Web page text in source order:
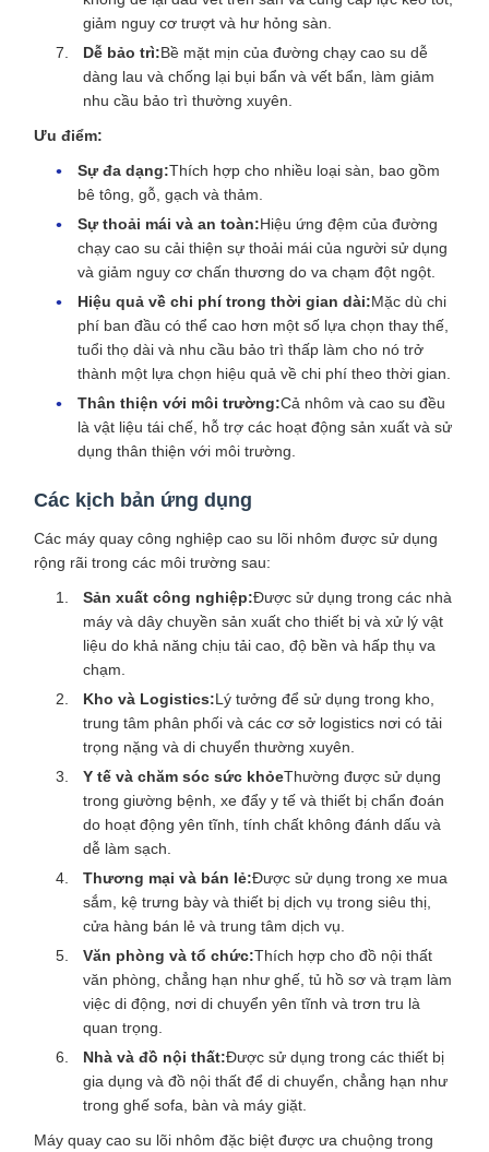
giảm nguy cơ trượt và hư hỏng sàn.
Dễ bảo trì:Bề mặt mịn của đường chạy cao su dễ
dàng lau và chống lại bụi bẩn và vết bẩn, làm giảm
nhu cầu bảo trì thường xuyên.
Ưu điểm:
Sự đa dạng:Thích hợp cho nhiều loại sàn, bao gồm
bê tông, gỗ, gạch và thảm.
Sự thoải mái và an toàn:Hiệu ứng đệm của đường
chạy cao su cải thiện sự thoải mái của người sử dụng
và giảm nguy cơ chấn thương do va chạm đột ngột.
Hiệu quả về chi phí trong thời gian dài:Mặc dù chi
phí ban đầu có thể cao hơn một số lựa chọn thay thế,
tuổi thọ dài và nhu cầu bảo trì thấp làm cho nó trở
thành một lựa chọn hiệu quả về chi phí theo thời gian.
Thân thiện với môi trường:Cả nhôm và cao su đều
là vật liệu tái chế, hỗ trợ các hoạt động sản xuất và sử
dụng thân thiện với môi trường.
Các kịch bản ứng dụng
Các máy quay công nghiệp cao su lõi nhôm được sử dụng
rộng rãi trong các môi trường sau:
Sản xuất công nghiệp:Được sử dụng trong các nhà
máy và dây chuyền sản xuất cho thiết bị và xử lý vật
liệu do khả năng chịu tải cao, độ bền và hấp thụ va
chạm.
Kho và Logistics:Lý tưởng để sử dụng trong kho,
trung tâm phân phối và các cơ sở logistics nơi có tải
trọng nặng và di chuyển thường xuyên.
Y tế và chăm sóc sức khỏeThường được sử dụng
trong giường bệnh, xe đẩy y tế và thiết bị chẩn đoán
do hoạt động yên tĩnh, tính chất không đánh dấu và
dễ làm sạch.
Thương mại và bán lẻ:Được sử dụng trong xe mua
sắm, kệ trưng bày và thiết bị dịch vụ trong siêu thị,
cửa hàng bán lẻ và trung tâm dịch vụ.
Văn phòng và tổ chức:Thích hợp cho đồ nội thất
văn phòng, chẳng hạn như ghế, tủ hồ sơ và trạm làm
việc di động, nơi di chuyển yên tĩnh và trơn tru là
quan trọng.
Nhà và đồ nội thất:Được sử dụng trong các thiết bị
gia dụng và đồ nội thất để di chuyển, chẳng hạn như
trong ghế sofa, bàn và máy giặt.
Máy quay cao su lõi nhôm đặc biệt được ưa chuộng trong